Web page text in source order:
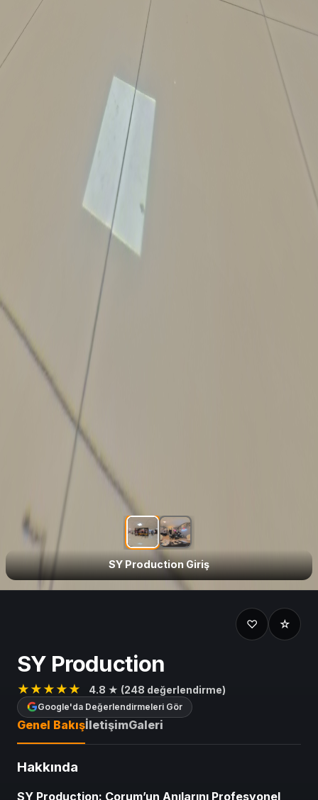
SY Production Giriş
SY Production
SY Production Giriş
♡ ☆
SY Production
★★★★★ 4.8 ★ (248 değerlendirme)
Google'da Değerlendirmeleri Gör
Genel BakışİletişimGaleri
Hakkında
SY Production: Çorum’un Anılarını Profesyonel